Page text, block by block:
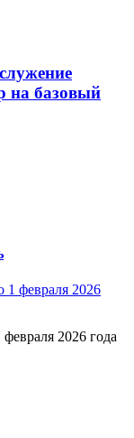
на базовый
2026 года